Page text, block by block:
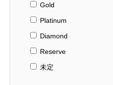
Gold
Platinum
Diamond
Reserve
未定